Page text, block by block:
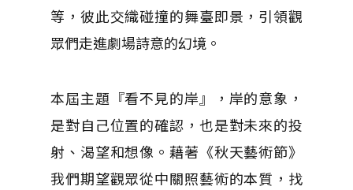
等，彼此交織碰撞的舞臺即景，引領觀
眾們走進劇場詩意的幻境。
本屆主題『看不見的岸』，岸的意象，
是對自己位置的確認，也是對未來的投
射、渴望和想像。藉著《秋天藝術節》
我們期望觀眾從中關照藝術的本質，找